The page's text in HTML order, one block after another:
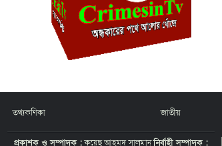
তথ্যকণিকা জাতীয়
প্রকাশক ও সম্পাদক :কয়েছ আহমদ সালমাননির্বাহী সম্পাদক :